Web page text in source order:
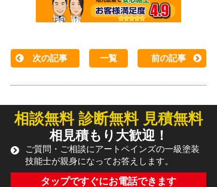
次の記事 一覧 前の記事
相談無料 診断無料 見積無料
相見積もり大歓迎！
ご質問・ご相談にアートペインズの一級塗装
技能士が親身になってお答えします。
タップですぐにお電話できます